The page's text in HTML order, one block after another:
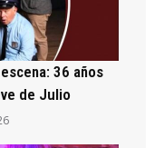
36 años
de Julio